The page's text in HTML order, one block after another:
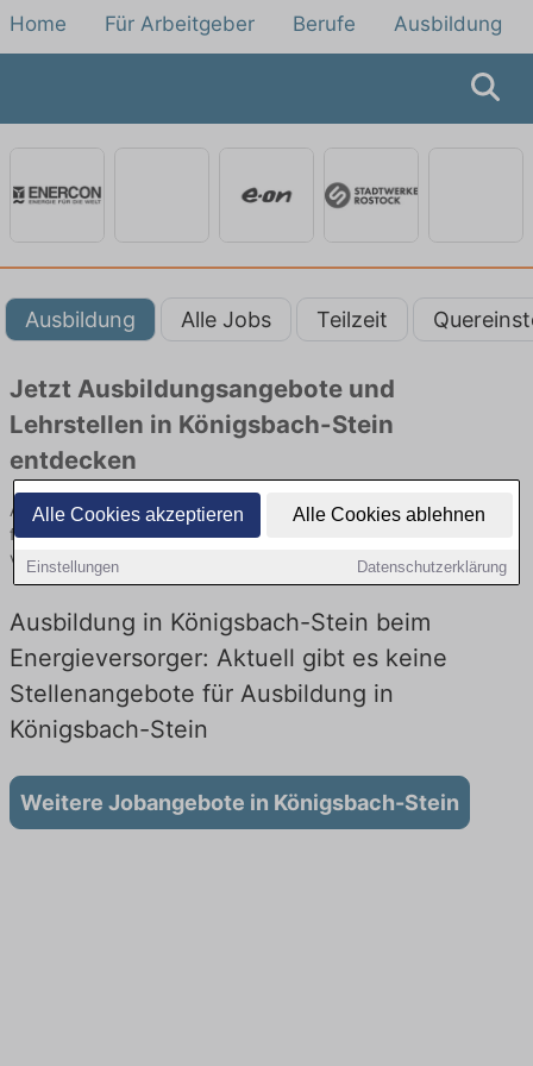
Alle Cookies akzeptieren Alle Cookies ablehnen
Einstellungen Datenschutzerklärung
Home Für Arbeitgeber Berufe Ausbildung
Ausbildung Alle Jobs Teilzeit
Jetzt Ausbildungsangebote und
Lehrstellen in Königsbach-Stein
entdecken
Ausbildungsangebote beim Energieversorger in Königsbach-Stein
finden Sie von namhaften Firmen. Entdecken Sie freie Optionen
von Top-Arbeitgebern und bewerben Sie sich noch heute.
Ausbildung in Königsbach-Stein beim
Energieversorger: Aktuell gibt es keine
Stellenangebote für Ausbildung in
Königsbach-Stein
Weitere Jobangebote in Königsbach-Stein